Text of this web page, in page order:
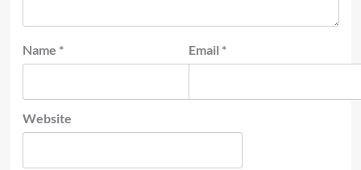
Name * Email *
Website